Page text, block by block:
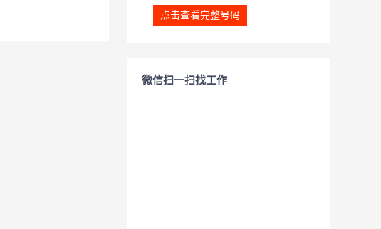
点击查看完整号码
微信扫一扫找工作